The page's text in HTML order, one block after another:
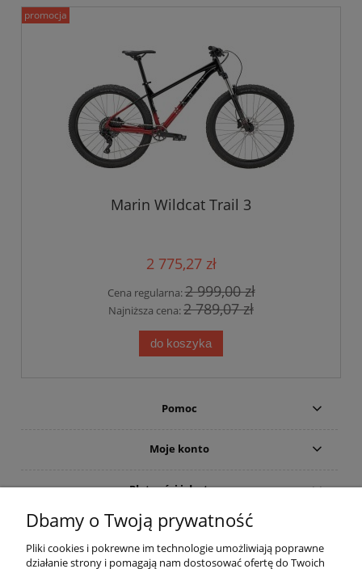
Marin Wildcat Trail 3
2 775,27 zł
Cena regularna:2 999,00 zł
Najniższa cena:2 789,07 zł
do koszyka
promocja
Pomoc
Moje konto
Płatności i dostawa
Informacje
Dbamy o Twoją prywatność
Pliki cookies i pokrewne im technologie umożliwiają poprawne
działanie strony i pomagają nam dostosować ofertę do Twoich